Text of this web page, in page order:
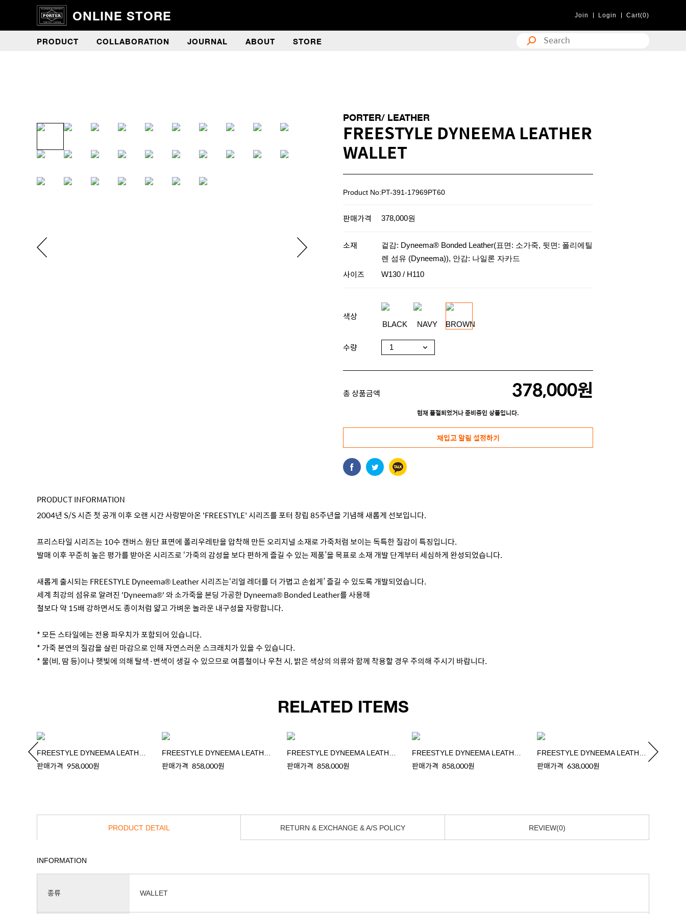
ONLINE STORE Join Login Cart(0)
PRODUCT COLLABORATION JOURNAL ABOUT STORE
PORTER/ LEATHER
FREESTYLE DYNEEMA LEATHER
WALLET
Product No:PT-391-17969PT60
판매가격 378,000원
소재
겉감: Dyneema® Bonded Leather(표면: 소가죽, 뒷면: 폴리에틸
렌 섬유 (Dyneema)), 안감: 나일론 자카드
사이즈 W130 / H110
색상
수량
총 상품금액 378,000원
현재 품절되었거나 준비중인 상품입니다.
재입고 알림 설정하기
PRODUCT INFORMATION
2004년 S/S 시즌 첫 공개 이후 오랜 시간 사랑받아온 'FREESTYLE' 시리즈를 포터 창립 85주년을 기념해 새롭게 선보입니다.
프리스타일 시리즈는 10수 캔버스 원단 표면에 폴리우레탄을 압착해 만든 오리지널 소재로 가죽처럼 보이는 독특한 질감이 특징입니다.
발매 이후 꾸준히 높은 평가를 받아온 시리즈로 ‘가죽의 감성을 보다 편하게 즐길 수 있는 제품’을 목표로 소재 개발 단계부터 세심하게 완성되었습니다.
새롭게 출시되는 FREESTYLE Dyneema® Leather 시리즈는‘리얼 레더를 더 가볍고 손쉽게’ 즐길 수 있도록 개발되었습니다.
세계 최강의 섬유로 알려진 'Dyneema®' 와 소가죽을 본딩 가공한 Dyneema® Bonded Leather를 사용해
철보다 약 15배 강하면서도 종이처럼 얇고 가벼운 놀라운 내구성을 자랑합니다.
* 모든 스타일에는 전용 파우치가 포함되어 있습니다.
* 가죽 본연의 질감을 살린 마감으로 인해 자연스러운 스크래치가 있을 수 있습니다.
* 물(비, 땀 등)이나 햇빛에 의해 탈색·변색이 생길 수 있으므로 여름철이나 우천 시, 밝은 색상의 의류와 함께 착용할 경우 주의해 주시기 바랍니다.
RELATED ITEMS
판매가격 958,000원 판매가격 858,000원 판매가격 858,000원 판매가격 858,000원 판매가격 638,000원
PRODUCT DETAIL RETURN & EXCHANGE & A/S POLICY REVIEW(0)
INFORMATION
종류 WALLET